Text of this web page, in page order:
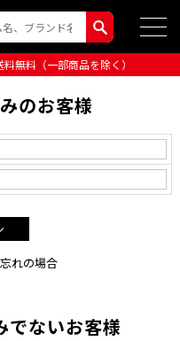
無料（一部商品を除く）
のお客様
れの場合
でないお客様